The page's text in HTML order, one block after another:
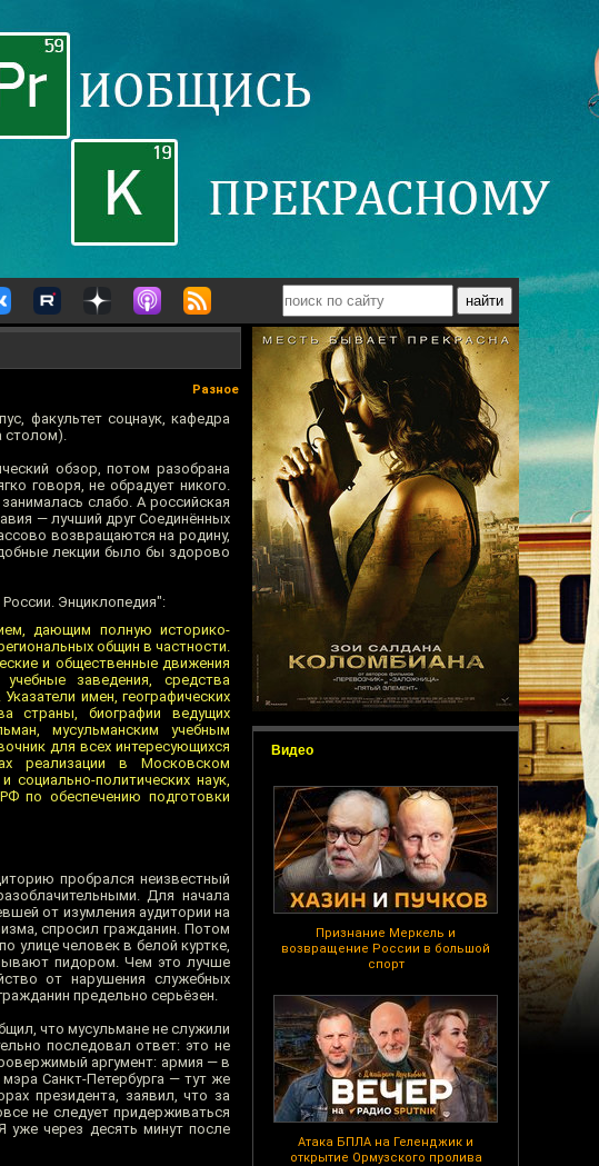
Видео
Признание Меркель и
возвращение России в большой
спорт
Атака БПЛА на Геленджик и
открытие Ормузского пролива
Разное
факультет соцнаук, кафедра
столом).
обзор, потом разобрана
говоря, не обрадует никого.
слабо. А российская
— лучший друг Соединённых
возвращаются на родину,
лекции было бы здорово
Энциклопедия":
дающим полную историко-
общин в частности.
и общественные движения
учебные заведения, средства
имен, географических
страны, биографии ведущих
мусульманским учебным
для всех интересующихся
реализации в Московском
социально-политических наук,
по обеспечению подготовки
пробрался неизвестный
Для начала
от изумления аудитории на
спросил гражданин. Потом
улице человек в белой куртке,
пидором. Чем это лучше
от нарушения служебных
предельно серьёзен.
что мусульмане не служили
последовал ответ: это не
аргумент: армия — в
Санкт-Петербурга — тут же
президента, заявил, что за
не следует придерживаться
уже через десять минут после